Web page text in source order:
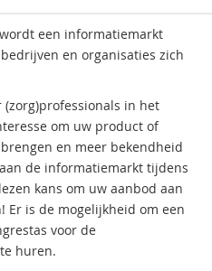
wordt een informatiemarkt
en organisaties zich
in het
om uw product of
en meer bekendheid
de informatiemarkt tijdens
kans om uw aanbod aan
! Er is de mogelijkheid om een
voor de
huren.